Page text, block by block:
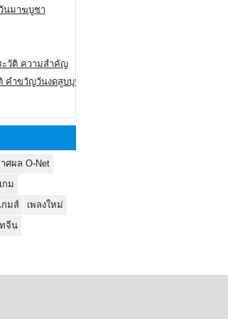
นมาฆบูชา
ะวัติ ความสำคัญ
คำขวัญวันงดสูบบุหรี่โลก
ศผล O-Net
เกม
เกมส์
เพลงใหม่
จีน